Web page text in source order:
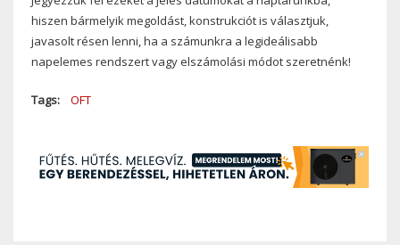
hiszen bármelyik megoldást, konstrukciót is választjuk,
javasolt résen lenni, ha a számunkra a legideálisabb
napelemes rendszert vagy elszámolási módot szeretnénk!
Tags OFT